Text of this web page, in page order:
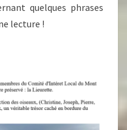
quelques phrases
lecture !